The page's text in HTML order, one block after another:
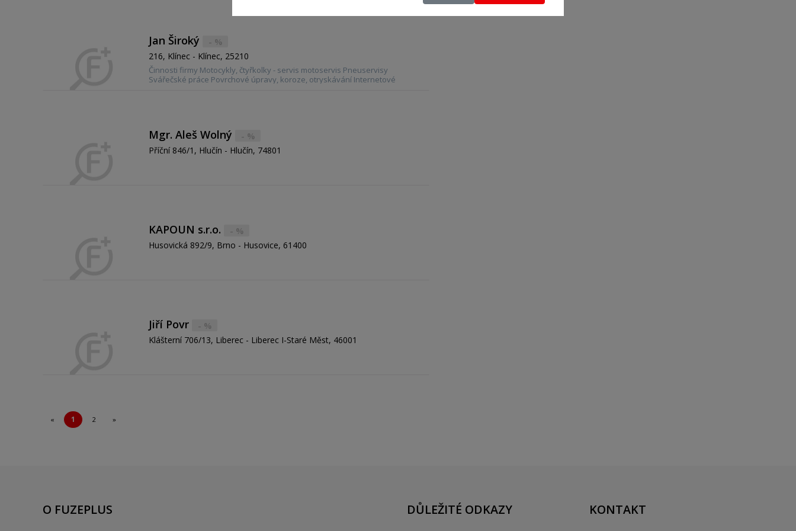
Jan Široký - %
216, Klínec - Klínec, 25210
Činnosti firmy Motocykly, čtyřkolky - servis motoservis Pneuservisy
Svářečské práce Povrchové úpravy, koroze, otryskávání Internetové
Mgr. Aleš Wolný - %
Příční 846/1, Hlučín - Hlučín, 74801
KAPOUN s.r.o. - %
Husovická 892/9, Brno - Husovice, 61400
Jiří Povr - %
Klášterní 706/13, Liberec - Liberec I-Staré Měst, 46001
« 1 2 »
O FUZEPLUS DŮLEŽITÉ ODKAZY KONTAKT